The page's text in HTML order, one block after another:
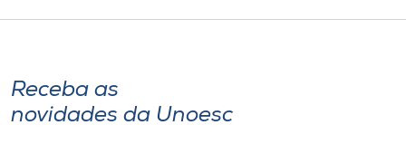
Receba as
novidades da Unoesc